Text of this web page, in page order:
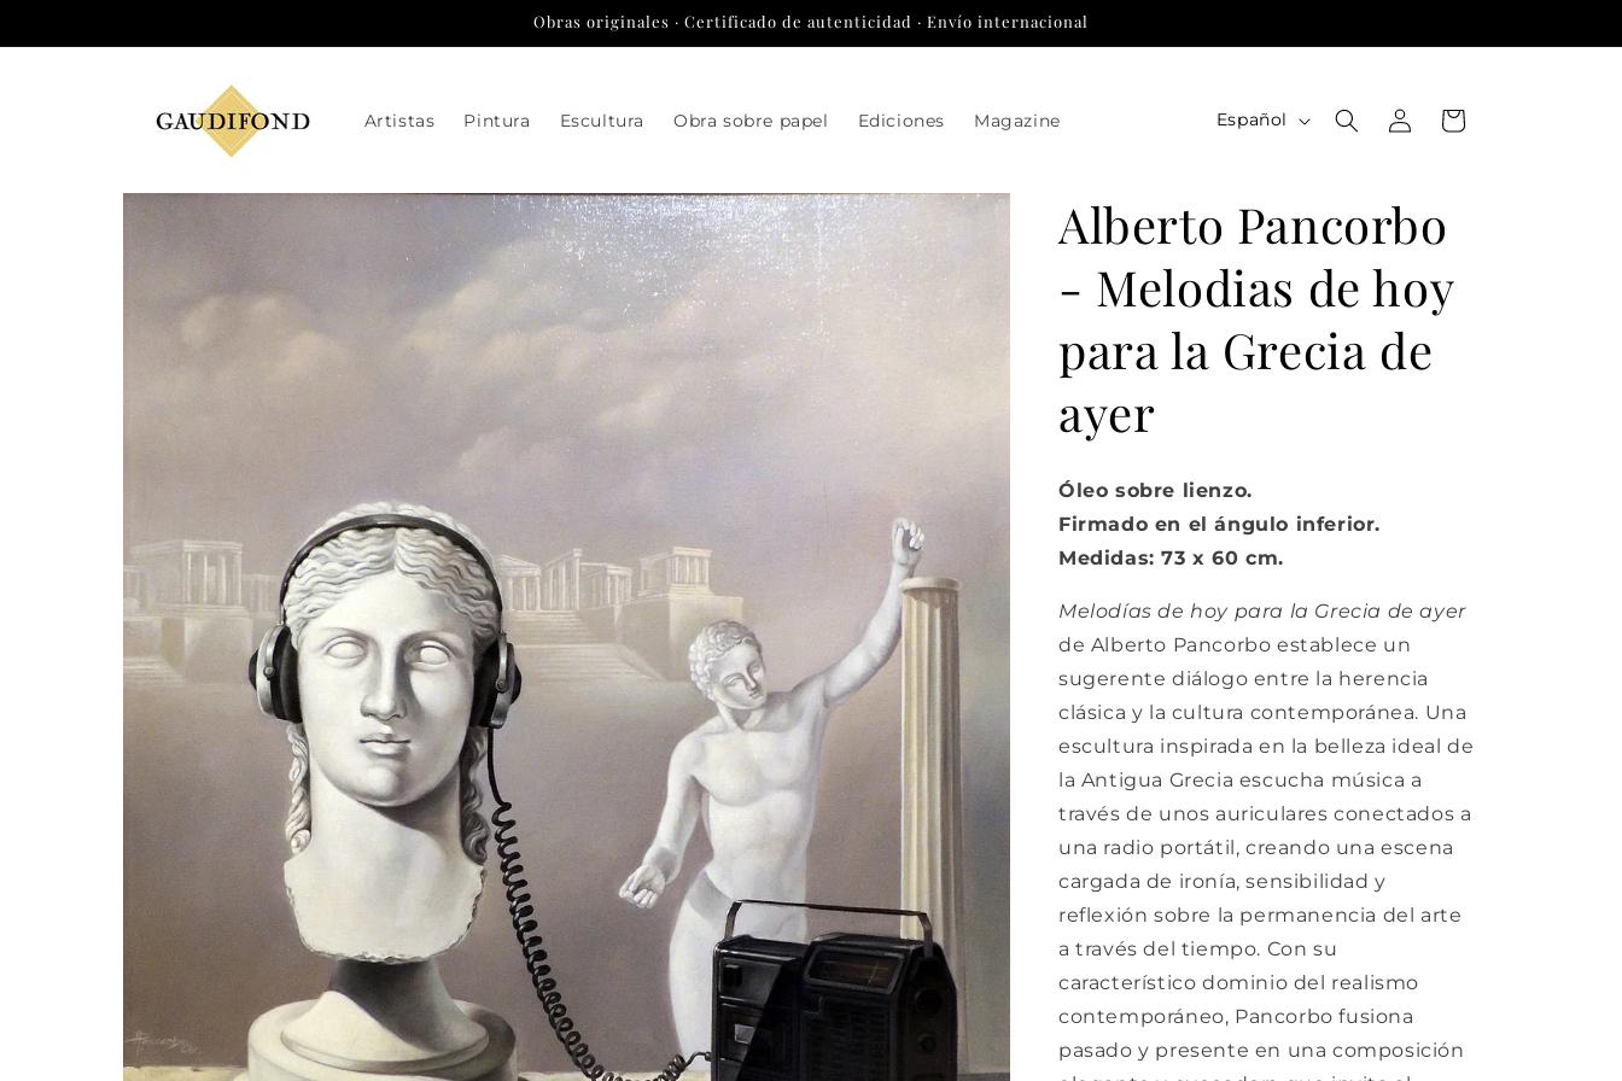
al contenido
Obras originales · Certificado de autenticidad · Envío internacional
Artistas Pintura Escultura Obra sobre papel Ediciones Magazine
o
m
a
Español
sesión
Carrito
directamente
Alberto Pancorbo
- Melodias de hoy
para la Grecia de
ayer
Óleo sobre lienzo.
Firmado en el ángulo inferior.
Medidas: 73 x 60 cm.
Melodías de hoy para la Grecia de ayer
de Alberto Pancorbo establece un
sugerente diálogo entre la herencia
clásica y la cultura contemporánea. Una
escultura inspirada en la belleza ideal de
la Antigua Grecia escucha música a
través de unos auriculares conectados a
una radio portátil, creando una escena
cargada de ironía, sensibilidad y
reflexión sobre la permanencia del arte
a través del tiempo. Con su
característico dominio del realismo
contemporáneo, Pancorbo fusiona
pasado y presente en una composición